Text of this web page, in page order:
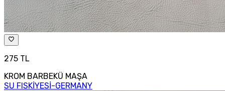
275 TL
KROM BARBEKÜ MAŞA
SU FISKİYESİ-GERMANY